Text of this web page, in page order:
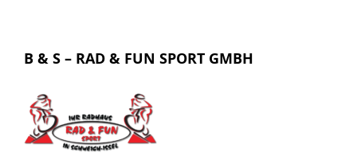
B & S – RAD & FUN SPORT GMBH